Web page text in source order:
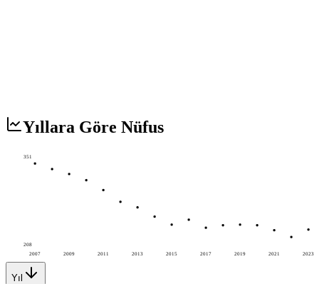
Yıllara Göre Nüfus
2007 2009 2011 2013 2015 2017 2019 2021 2023
351
208
Yıl